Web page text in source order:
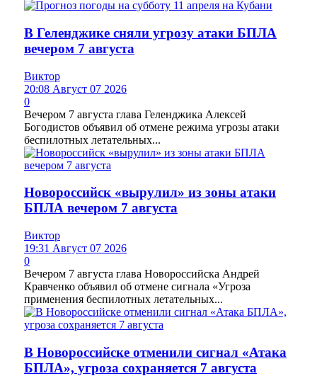
В Геленджике сняли угрозу атаки БПЛА
вечером 7 августа
Виктор
20:08 Август 07 2026
0
Вечером 7 августа глава Геленджика Алексей
Богодистов объявил об отмене режима угрозы атаки
беспилотных летательных...
Новороссийск «вырулил» из зоны атаки
БПЛА вечером 7 августа
Виктор
19:31 Август 07 2026
0
Вечером 7 августа глава Новороссийска Андрей
Кравченко объявил об отмене сигнала «Угроза
применения беспилотных летательных...
В Новороссийске отменили сигнал «Атака
БПЛА», угроза сохраняется 7 августа